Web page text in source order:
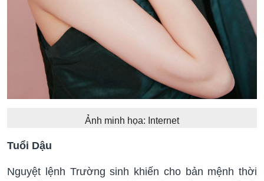
Ảnh minh họa: Internet
Tuổi Dậu
Nguyệt lệnh Trường sinh khiến cho bản mệnh thời